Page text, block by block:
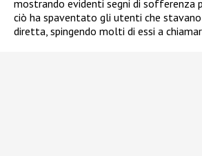
mostrando evidenti segni di sofferenza
ciò ha spaventato gli utenti che
diretta, spingendo molti di essi a